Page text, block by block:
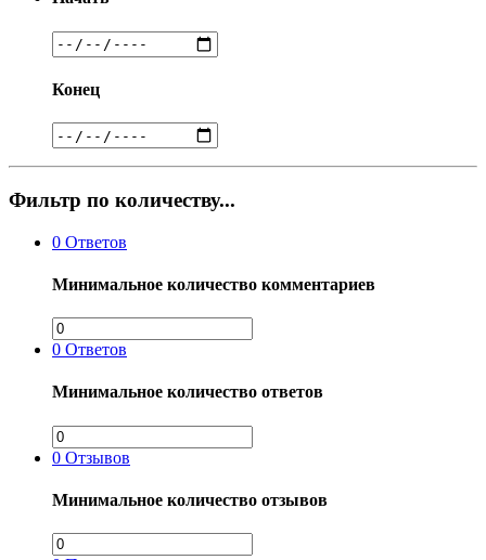
Конец
Фильтр по количеству...
0 Ответов
Минимальное количество комментариев
0 Ответов
Минимальное количество ответов
0 Отзывов
Минимальное количество отзывов